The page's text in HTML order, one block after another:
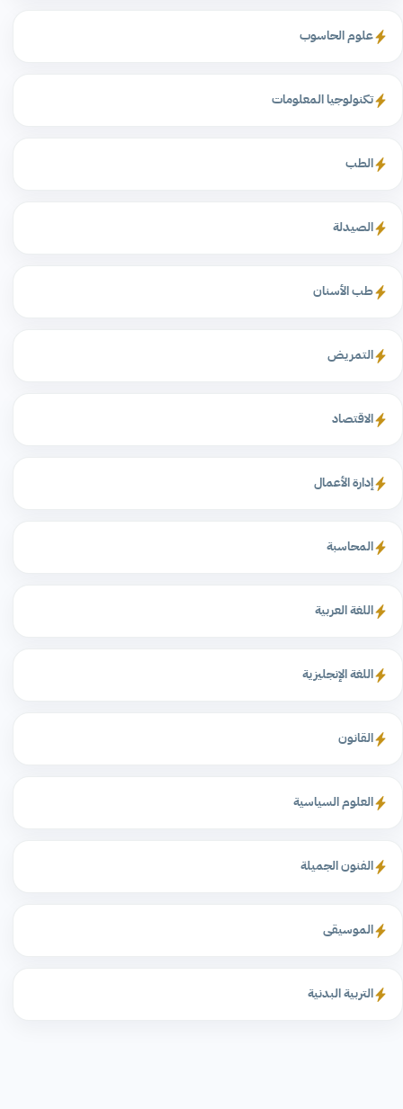
علوم الحاسوب
تكنولوجيا المعلومات
الطب
الصيدلة
طب الأسنان
التمريض
الاقتصاد
إدارة الأعمال
المحاسبة
اللغة العربية
اللغة الإنجليزية
القانون
العلوم السياسية
الفنون الجميلة
الموسيقى
التربية البدنية